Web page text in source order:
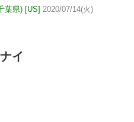
葉県) [US] 2020/07/14(火)
イ